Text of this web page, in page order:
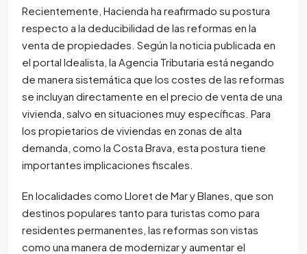
Recientemente, Hacienda ha reafirmado su postura
respecto a la deducibilidad de las reformas en la
venta de propiedades. Según la noticia publicada en
el portal Idealista, la Agencia Tributaria está negando
de manera sistemática que los costes de las reformas
se incluyan directamente en el precio de venta de una
vivienda, salvo en situaciones muy específicas. Para
los propietarios de viviendas en zonas de alta
demanda, como la Costa Brava, esta postura tiene
importantes implicaciones fiscales.
En localidades como Lloret de Mar y Blanes, que son
destinos populares tanto para turistas como para
residentes permanentes, las reformas son vistas
como una manera de modernizar y aumentar el